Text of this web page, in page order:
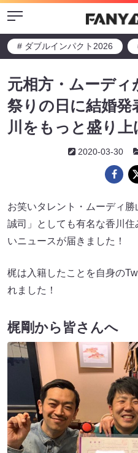
Menu
# ダブルインパクト2026
元相方・ムーディ
祭りの日に結婚発
川をもっと盛り上
2020-03-30
お笑いタレント・ムーディ
誠司」としても有名な香川
いニュースが届きました！
梶は入籍したことを自身の
れました！
梶剛から皆さんへ